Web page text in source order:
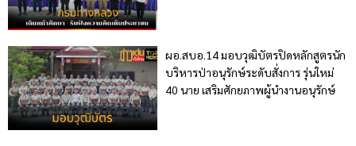
ผอ.สบอ.14 มอบวุฒิบัตรปิดหลักสูตรนัก
บริหารป่าอนุรักษ์ระดับสั่งการ รุ่นใหม่
40 นาย เสริมศักยภาพผู้นำงานอนุรักษ์